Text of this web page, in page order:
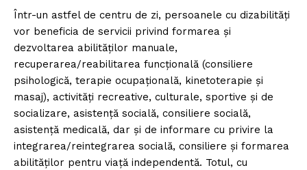
FREEDOM HOUSE ROMÂNIA
PRESShub
Despre noi / Echipa
Proiecte editoriale
Rețea
Într-un astfel de centru de zi, persoanele cu dizabilități
vor beneficia de servicii privind formarea și
dezvoltarea abilităților manuale,
recuperarea/reabilitarea funcțională (consiliere
psihologică, terapie ocupațională, kinetoterapie și
masaj), activități recreative, culturale, sportive și de
socializare, asistență socială, consiliere socială,
asistență medicală, dar și de informare cu privire la
integrarea/reintegrarea socială, consiliere și formarea
abilităților pentru viață independentă. Totul, cu